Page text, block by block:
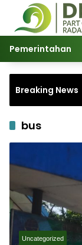
Langsung
konten
Pemerintahan
Breaking News
Akademik
bus
Uncategorized